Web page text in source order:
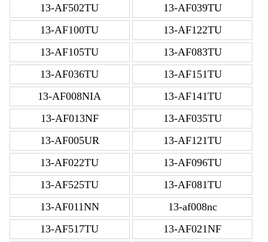
13-AF502TU
13-AF039TU
13-AF100TU
13-AF122TU
13-AF105TU
13-AF083TU
13-AF036TU
13-AF151TU
13-AF008NIA
13-AF141TU
13-AF013NF
13-AF035TU
13-AF005UR
13-AF121TU
13-AF022TU
13-AF096TU
13-AF525TU
13-AF081TU
13-AF011NN
13-af008nc
13-AF517TU
13-AF021NF